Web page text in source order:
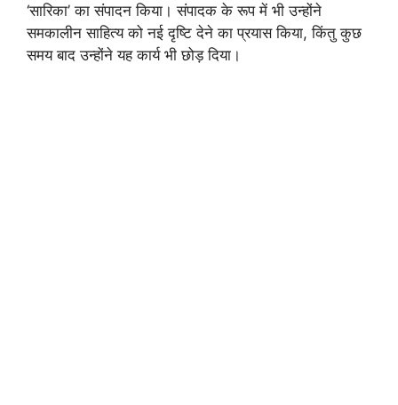
‘सारिका’ का संपादन किया। संपादक के रूप में भी उन्होंने
समकालीन साहित्य को नई दृष्टि देने का प्रयास किया, किंतु कुछ
समय बाद उन्होंने यह कार्य भी छोड़ दिया।